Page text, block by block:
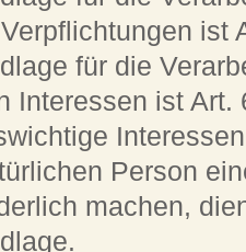
ist
für die
Interessen ist
Person
machen,